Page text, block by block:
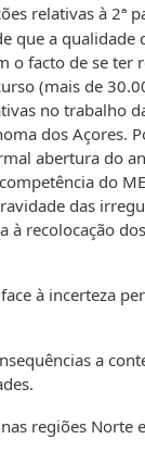
relativas à 2ª
que a
o facto de se ter
(mais de
no trabalho
dos Açores.
abertura do
do
das
à recolocação
à incerteza
a
regiões Norte